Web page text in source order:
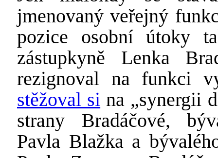
jmenovaný veřejný
pozice osobní útoky
zástupkyně Lenka
rezignoval na funkci
stěžoval si na „synergii
strany Bradáčové,
Pavla Blažka a